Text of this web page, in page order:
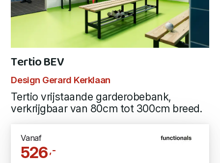
Tertio BEV
Design Gerard Kerklaan
Tertio vrijstaande garderobebank,
verkrijgbaar van 80cm tot 300cm breed.
Vanaf
526,-